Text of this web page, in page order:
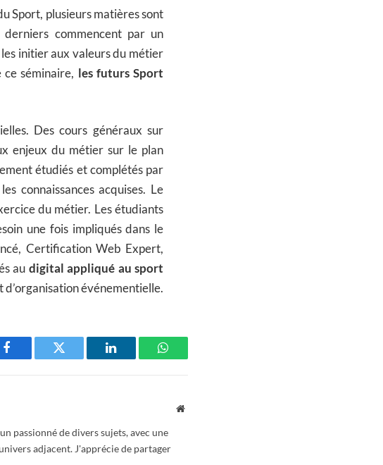
Sport, plusieurs matières sont
commencent par un
initier aux valeurs du métier
séminaire, les futurs Sport
Des cours généraux sur
enjeux du métier sur le plan
étudiés et complétés par
connaissances acquises. Le
du métier. Les étudiants
une fois impliqués dans le
Certification Web Expert,
au digital appliqué au sport
événementielle.
Facebook Twitter LinkedIn WhatsApp
Website
passionné de divers sujets, avec une
adjacent. J'apprécie de partager